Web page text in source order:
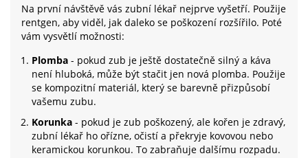
Na první návštěvě vás zubní lékař nejprve vyšetří. Použije
rentgen, aby viděl, jak daleko se poškození rozšířilo. Poté
vám vysvětlí možnosti:
Plomba - pokud zub je ještě dostatečně silný a káva
není hluboká, může být stačit jen nová plomba. Použije
se kompozitní materiál, který se barevně přizpůsobí
vašemu zubu.
Korunka - pokud je zub poškozený, ale kořen je zdravý,
zubní lékař ho ořízne, očistí a překryje kovovou nebo
keramickou korunkou. To zabraňuje dalšímu rozpadu.